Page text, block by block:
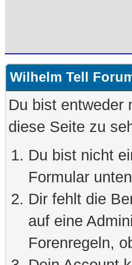
Wilhelm Tell
Du bist entweder
diese Seite zu
Du bist nicht
Formular
Dir fehlt die
auf eine
Forenregeln,